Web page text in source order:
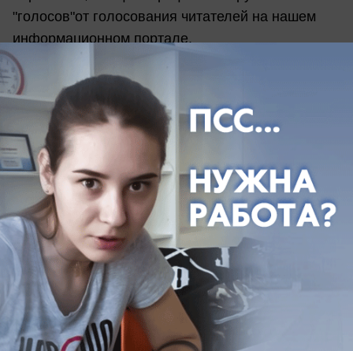
"голосов"от голосования читателей на нашем
информационном портале.
Победители будут награждены замечательными
призами наших спонсоров:
OZ МОЛЛ
- это Торговый Центр нового
поколения, эпицентр активного отдыха,
шоппинга и развлечений!
Подробнее:
https://new.vk.com/oz_mall_krasnodar
https://www.facebook.com/ozmallkrasnodar
https://www.instagram.com/ozmall/